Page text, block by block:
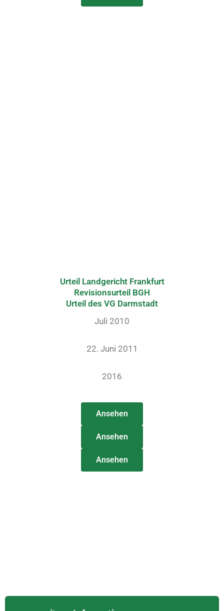
Urteil Landgericht Frankfurt
Revisionsurteil BGH
Urteil des VG Darmstadt
Juli 2010
22. Juni 2011
2016
Ansehen
Ansehen
Ansehen